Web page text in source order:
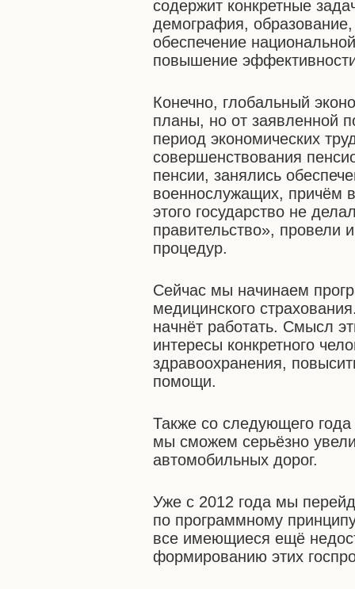
содержит конкретные
демография,
обеспечение
повышение
Конечно, глобальный
планы, но от заявленной
период экономических
совершенствования
пенсии, занялись
военнослужащих, причём
этого государство не
правительство», провели
процедур.
Сейчас мы начинаем
медицинского
начнёт работать. Смысл
интересы конкретного
здравоохранения,
помощи.
Также со следующего
мы сможем серьёзно
автомобильных дорог.
Уже с 2012 года мы
по программному
все имеющиеся ещё
формированию этих